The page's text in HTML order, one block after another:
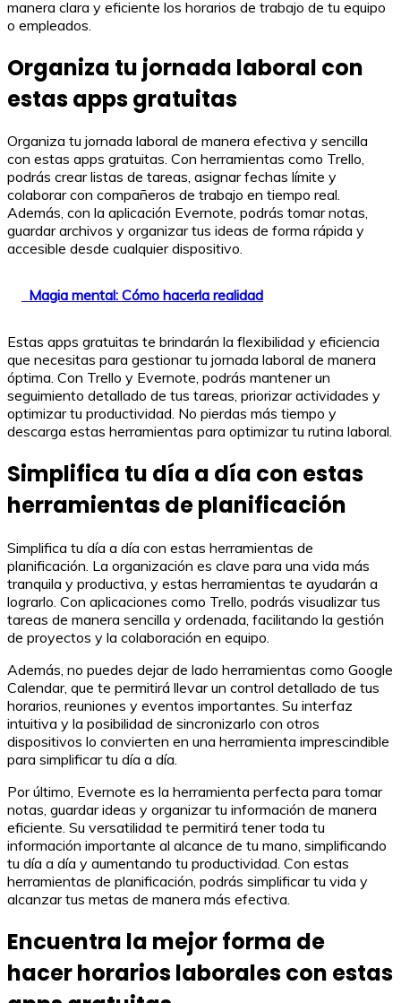
manera clara y eficiente los horarios de trabajo de tu equipo
o empleados.
Organiza tu jornada laboral con
estas apps gratuitas
Organiza tu jornada laboral de manera efectiva y sencilla
con estas apps gratuitas. Con herramientas como Trello,
podrás crear listas de tareas, asignar fechas límite y
colaborar con compañeros de trabajo en tiempo real.
Además, con la aplicación Evernote, podrás tomar notas,
guardar archivos y organizar tus ideas de forma rápida y
accesible desde cualquier dispositivo.
Magia mental: Cómo hacerla realidad
Estas apps gratuitas te brindarán la flexibilidad y eficiencia
que necesitas para gestionar tu jornada laboral de manera
óptima. Con Trello y Evernote, podrás mantener un
seguimiento detallado de tus tareas, priorizar actividades y
optimizar tu productividad. No pierdas más tiempo y
descarga estas herramientas para optimizar tu rutina laboral.
Simplifica tu día a día con estas
herramientas de planificación
Simplifica tu día a día con estas herramientas de
planificación. La organización es clave para una vida más
tranquila y productiva, y estas herramientas te ayudarán a
lograrlo. Con aplicaciones como Trello, podrás visualizar tus
tareas de manera sencilla y ordenada, facilitando la gestión
de proyectos y la colaboración en equipo.
Además, no puedes dejar de lado herramientas como Google
Calendar, que te permitirá llevar un control detallado de tus
horarios, reuniones y eventos importantes. Su interfaz
intuitiva y la posibilidad de sincronizarlo con otros
dispositivos lo convierten en una herramienta imprescindible
para simplificar tu día a día.
Por último, Evernote es la herramienta perfecta para tomar
notas, guardar ideas y organizar tu información de manera
eficiente. Su versatilidad te permitirá tener toda tu
información importante al alcance de tu mano, simplificando
tu día a día y aumentando tu productividad. Con estas
herramientas de planificación, podrás simplificar tu vida y
alcanzar tus metas de manera más efectiva.
Encuentra la mejor forma de
hacer horarios laborales con estas